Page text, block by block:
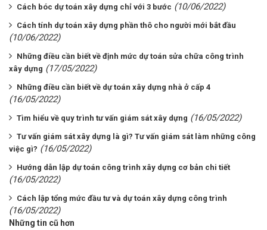
Cách bóc dự toán xây dựng chỉ với 3 bước (10/06/2022)
Cách tính dự toán xây dựng phần thô cho người mới bắt đầu
(10/06/2022)
Những điều cần biết về định mức dự toán sửa chữa công trình
xây dựng (17/05/2022)
Những điều cần biết về dự toán xây dựng nhà ở cấp 4
(16/05/2022)
Tìm hiểu về quy trình tư vấn giám sát xây dựng (16/05/2022)
Tư vấn giám sát xây dựng là gì? Tư vấn giám sát làm những công
việc gì? (16/05/2022)
Hướng dẫn lập dự toán công trình xây dựng cơ bản chi tiết
(16/05/2022)
Cách lập tổng mức đầu tư và dự toán xây dựng công trình
(16/05/2022)
Những tin cũ hơn